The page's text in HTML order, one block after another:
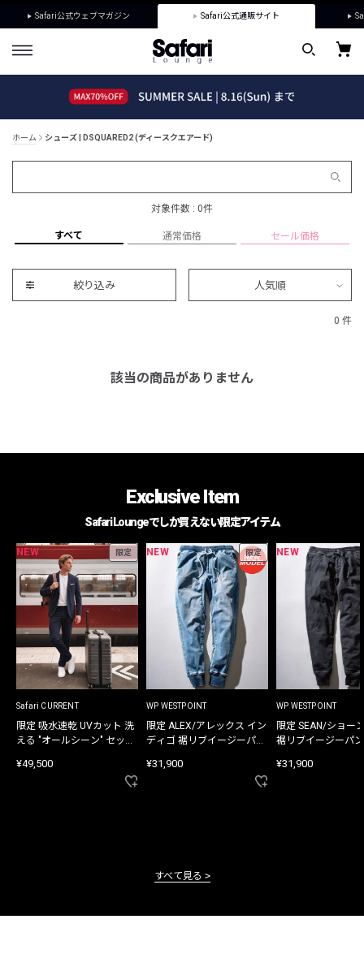
Safari公式ウェブマガジン Safari公式通販サイト
ホーム シューズ | DSQUARED2 (ディースクエアード)
対象件数 : 0件
すべて 通常価格 セール価格
絞り込み 人気順
0 件
該当の商品がありません
Exclusive Item
Safari Loungeでしか買えない限定アイテム
NEW 限定
Safari CURRENT
限定 吸水速乾 UVカット 洗
える "オールシーン" セット
¥49,500
NEW 限定
WP WESTPOINT
限定 ALEX/アレックス イン
ディゴ 裾リブイージーパン
¥31,900
NEW
WP WESTPOINT
限定 SEAN/ショー
裾リブイージーパ
¥31,900
すべて見る